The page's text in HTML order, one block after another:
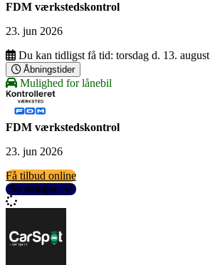
FDM værkstedskontrol
23. jun 2026
Du kan tidligst få tid: torsdag d. 13. august
Åbningstider
Mulighed for lånebil
FDM værkstedskontrol
23. jun 2026
Få tilbud online
Se detaljer